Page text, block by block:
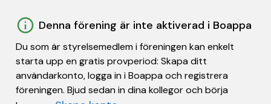
Denna förening är inte aktiverad i Boappa
Du som är styrelsemedlem i föreningen kan enkelt
starta upp en gratis provperiod: Skapa ditt
användarkonto, logga in i Boappa och registrera
föreningen. Bjud sedan in dina kollegor och börja